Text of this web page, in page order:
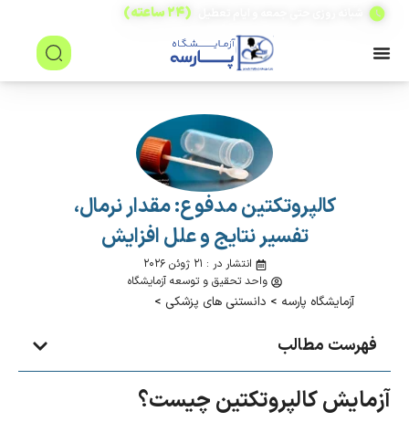
(۲۴ ساعته)
کالپروتکتین مدفوع: مقدار نرمال،
تفسیر نتایج و علل افزایش
انتشار در : ۲۱ ژوئن ۲۰۲۶
واحد تحقیق و توسعه آزمایشگاه
آزمایشگاه پارسه > دانستنی های پزشکی >
فهرست مطالب
آزمایش کالپروتکتین چیست؟